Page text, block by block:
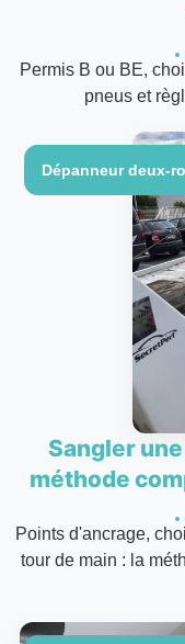
Permis B ou BE,
pneus et
Dépanneur deux-
Sangler
méthode
Points d'ancrage,
tour de main : la